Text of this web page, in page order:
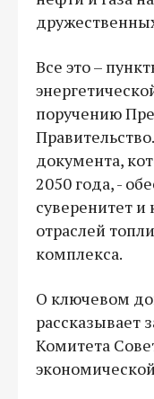
Все это –
поручению
документа,
2050 года, -
суверенитет и
отраслей
комплекса.
О ключевом
рассказывает
Комитета